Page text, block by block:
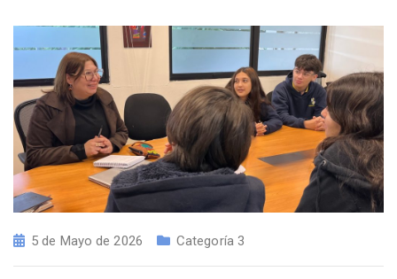
5 de Mayo de 2026 Categoría 3